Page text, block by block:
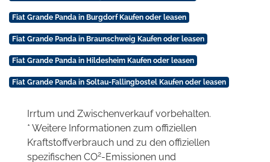
Fiat Grande Panda in Burgdorf Kaufen oder leasen
Fiat Grande Panda in Braunschweig Kaufen oder leasen
Fiat Grande Panda in Hildesheim Kaufen oder leasen
Fiat Grande Panda in Soltau-Fallingbostel Kaufen oder leasen
Irrtum und Zwischenverkauf vorbehalten.
* Weitere Informationen zum offiziellen
Kraftstoffverbrauch und zu den offiziellen
spezifischen CO2-Emissionen und